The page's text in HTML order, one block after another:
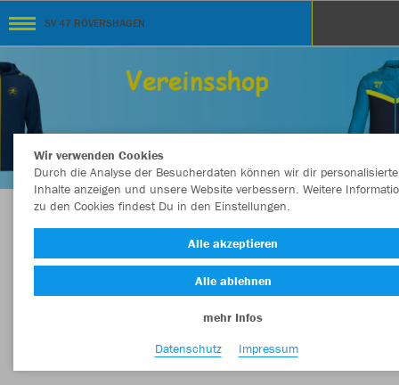
SV 47 RÖVERSHAGEN
Herzlich Willkommen im Teamshop SV 47
RÖVERSHAGEN
Wir verwenden Cookies
Durch die Analyse der Besucherdaten können wir dir personalisierte
Inhalte anzeigen und unsere Website verbessern. Weitere
zu den Cookies findest Du in den Einstellungen.
Alle akzeptieren
Alle ablehnen
mehr Infos
Datenschutz
Impressum